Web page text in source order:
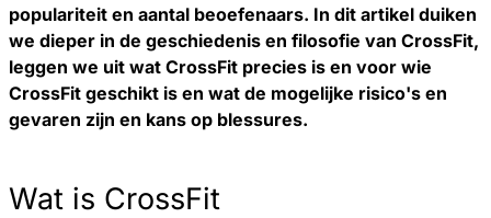
populariteit en aantal beoefenaars. In dit artikel duiken
we dieper in de geschiedenis en filosofie van CrossFit,
leggen we uit wat CrossFit precies is en voor wie
CrossFit geschikt is en wat de mogelijke risico's en
gevaren zijn en kans op blessures.
Wat is CrossFit